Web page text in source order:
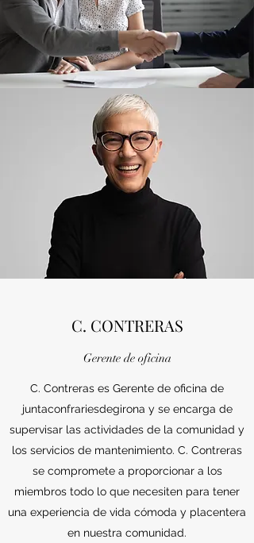
C. CONTRERAS
Gerente de oficina
C. Contreras es Gerente de oficina de
juntaconfrariesdegirona y se encarga de
supervisar las actividades de la comunidad y
los servicios de mantenimiento. C. Contreras
se compromete a proporcionar a los
miembros todo lo que necesiten para tener
una experiencia de vida cómoda y placentera
en nuestra comunidad.